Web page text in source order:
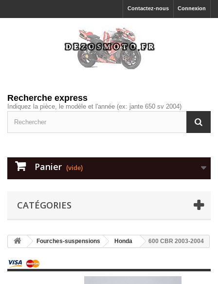
Connexion
Contactez-nous
Recherche express
Indiquez la pièce, le modèle et l'année (ex: jante 650 sv 2004)
Panier (vide)
CATÉGORIES
Fourches-suspensions Honda 600 CBR 2003-2004